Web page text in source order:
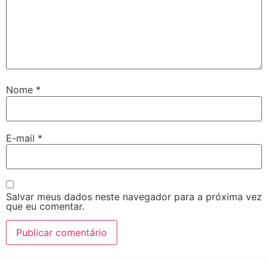
Nome *
E-mail *
Salvar meus dados neste navegador para a próxima vez
que eu comentar.